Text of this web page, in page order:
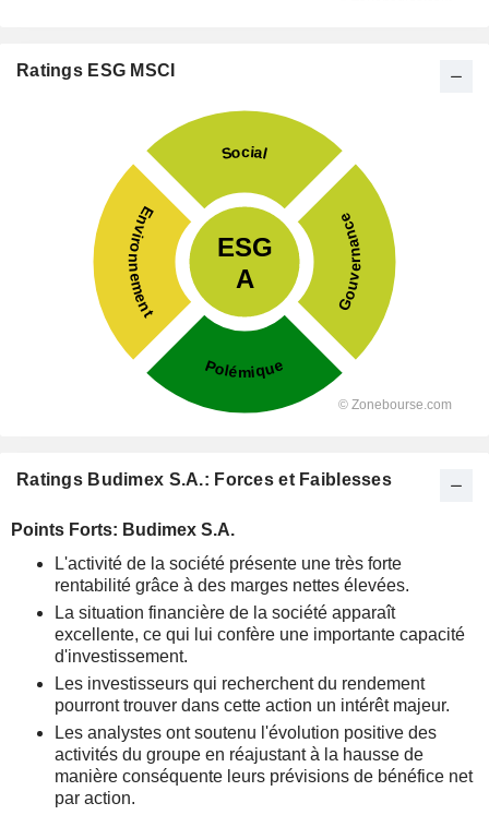
Ratings ESG MSCI
Ratings Budimex S.A.: Forces et Faiblesses
Points Forts: Budimex S.A.
L'activité de la société présente une très forte
rentabilité grâce à des marges nettes élevées.
La situation financière de la société apparaît
excellente, ce qui lui confère une importante capacité
d'investissement.
Les investisseurs qui recherchent du rendement
pourront trouver dans cette action un intérêt majeur.
Les analystes ont soutenu l'évolution positive des
activités du groupe en réajustant à la hausse de
manière conséquente leurs prévisions de bénéfice net
par action.